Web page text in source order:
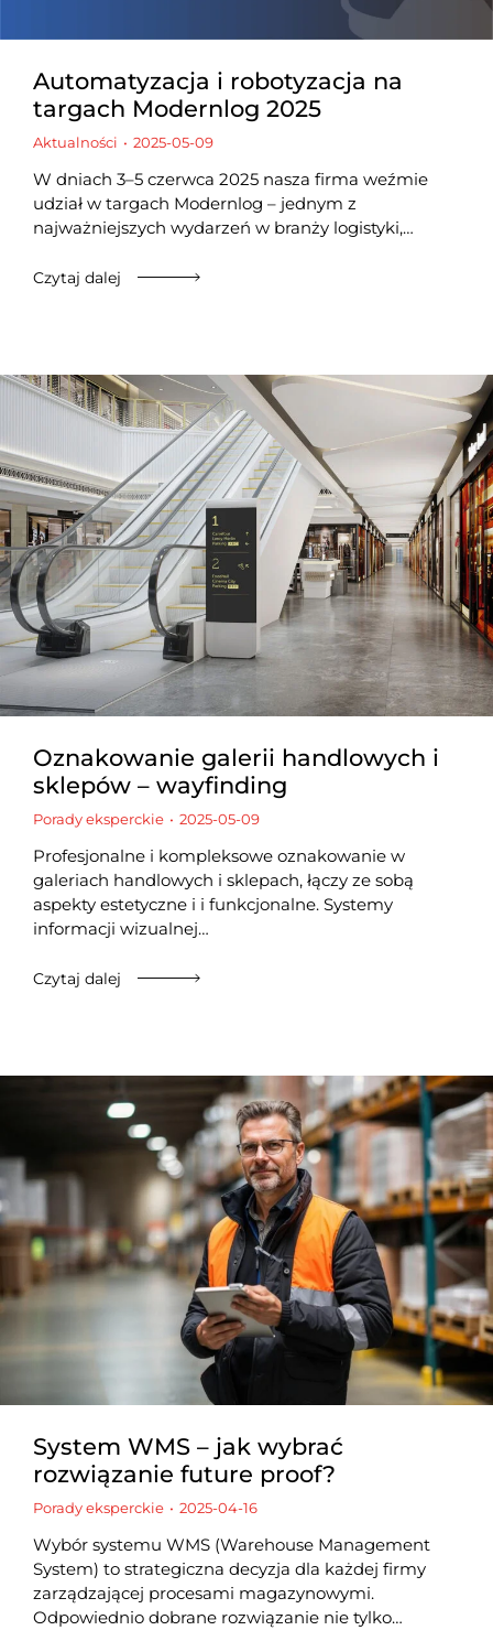
Automatyzacja i robotyzacja na
targach Modernlog 2025
Aktualności 2025-05-09
W dniach 3–5 czerwca 2025 nasza firma weźmie
udział w targach Modernlog – jednym z
najważniejszych wydarzeń w branży logistyki,…
Czytaj dalej
Oznakowanie galerii handlowych i
sklepów – wayfinding
Porady eksperckie 2025-05-09
Profesjonalne i kompleksowe oznakowanie w
galeriach handlowych i sklepach, łączy ze sobą
aspekty estetyczne i i funkcjonalne. Systemy
informacji wizualnej…
Czytaj dalej
System WMS – jak wybrać
rozwiązanie future proof?
Porady eksperckie 2025-04-16
Wybór systemu WMS (Warehouse Management
System) to strategiczna decyzja dla każdej firmy
zarządzającej procesami magazynowymi.
Odpowiednio dobrane rozwiązanie nie tylko…